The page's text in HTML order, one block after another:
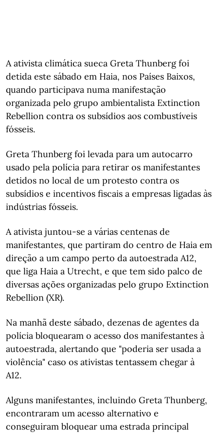
A ativista climática sueca Greta Thunberg foi
detida este sábado em Haia, nos Países Baixos,
quando participava numa manifestação
organizada pelo grupo ambientalista Extinction
Rebellion contra os subsídios aos combustíveis
fósseis.
Greta Thunberg foi levada para um autocarro
usado pela polícia para retirar os manifestantes
detidos no local de um protesto contra os
subsídios e incentivos fiscais a empresas ligadas às
indústrias fósseis.
A ativista juntou-se a várias centenas de
manifestantes, que partiram do centro de Haia em
direção a um campo perto da autoestrada A12,
que liga Haia a Utrecht, e que tem sido palco de
diversas ações organizadas pelo grupo Extinction
Rebellion (XR).
Na manhã deste sábado, dezenas de agentes da
polícia bloquearam o acesso dos manifestantes à
autoestrada, alertando que "poderia ser usada a
violência" caso os ativistas tentassem chegar à
A12.
Alguns manifestantes, incluindo Greta Thunberg,
encontraram um acesso alternativo e
conseguiram bloquear uma estrada principal